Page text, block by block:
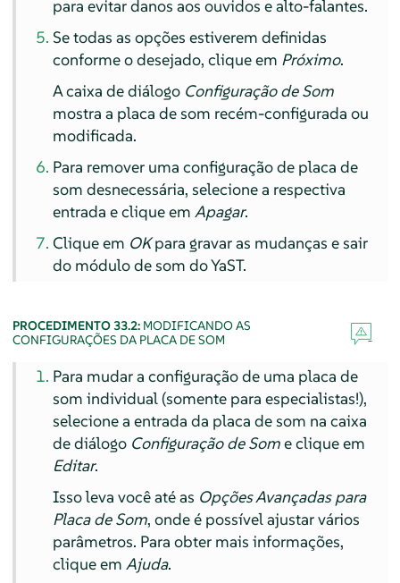
para evitar danos aos ouvidos e alto-falantes.
Se todas as opções estiverem definidas
conforme o desejado, clique em Próximo.
A caixa de diálogo Configuração de Som
mostra a placa de som recém-configurada ou
modificada.
Para remover uma configuração de placa de
som desnecessária, selecione a respectiva
entrada e clique emApagar.
Clique em OKpara gravar as mudanças e sair
do módulo de som do YaST.
PROCEDIMENTO 33.2: MODIFICANDO AS
CONFIGURAÇÕES DA PLACA DE SOM
Para mudar a configuração de uma placa de
som individual (somente para especialistas!),
selecione a entrada da placa de som na caixa
de diálogo Configuração de Some clique em
Editar.
Isso leva você até as Opções Avançadas para
Placa de Som, onde é possível ajustar vários
parâmetros. Para obter mais informações,
clique emAjuda.